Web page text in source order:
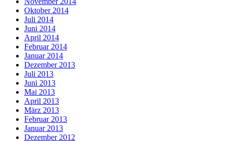
Oktober 2014
Juli 2014
Juni 2014
April 2014
Februar 2014
Januar 2014
Dezember 2013
Juli 2013
Juni 2013
Mai 2013
April 2013
März 2013
Februar 2013
Januar 2013
Dezember 2012